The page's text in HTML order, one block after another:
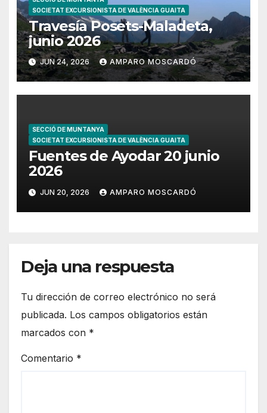
SOCIETAT EXCURSIONISTA DE VALÈNCIA GUAITA
Travesía Posets-Maladeta,
junio 2026
JUN 24, 2026 AMPARO MOSCARDÓ
SECCIÓ DE MUNTANYA
SOCIETAT EXCURSIONISTA DE VALÈNCIA GUAITA
Fuentes de Ayodar 20 junio
2026
JUN 20, 2026 AMPARO MOSCARDÓ
Deja una respuesta
Tu dirección de correo electrónico no será
publicada. Los campos obligatorios están
marcados con *
Comentario *